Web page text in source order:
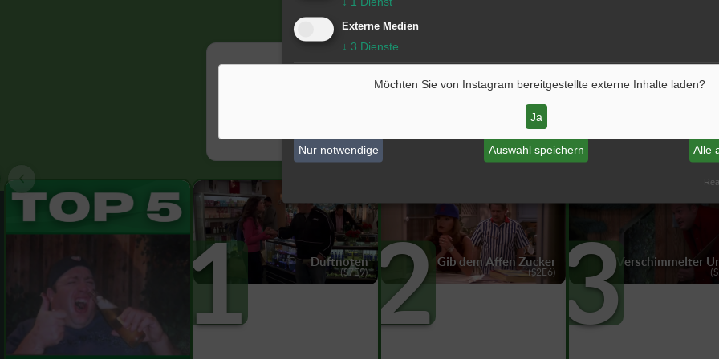
Möchten Sie von Instagram bereitgestellte externe Inhalte laden?
Ja
1 Duftnoten
(S7E9)2 Gib dem Affen Zucker
(S2E6)3Verschimmelter
Externe Medien
↓ 3 Dienste
Alle Dienste aktivieren oder deaktivieren
Mit diesem Schalter können Sie alle Dienste aktivieren oder deaktivieren.
Nur notwendige Auswahl speichern Alle